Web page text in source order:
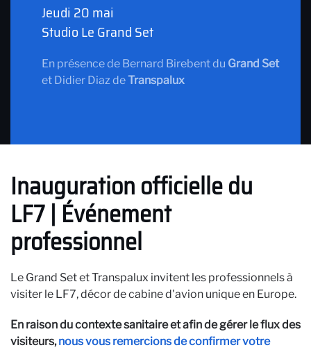
Jeudi 20 mai
Studio Le Grand Set
En présence de Bernard Birebent du Grand Set
et Didier Diaz deTranspalux
Inauguration officielle du
LF7 | Événement
professionnel
Le Grand Set et Transpalux invitent les professionnels à
visiter le LF7, décor de cabine d'avion unique en Europe.
En raison du contexte sanitaire et afin de gérer le flux des
visiteurs,nous vous remercions de confirmer votre